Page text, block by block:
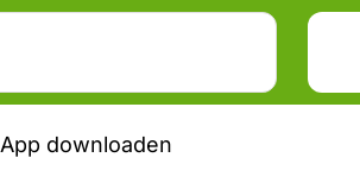
App downloaden